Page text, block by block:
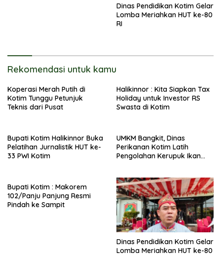
Dinas Pendidikan Kotim Gelar
Lomba Meriahkan HUT ke-80
RI
Rekomendasi untuk kamu
Koperasi Merah Putih di
Kotim Tunggu Petunjuk
Teknis dari Pusat
Halikinnor : Kita Siapkan Tax
Holiday untuk Investor RS
Swasta di Kotim
Bupati Kotim Halikinnor Buka
Pelatihan Jurnalistik HUT ke-
33 PWI Kotim
UMKM Bangkit, Dinas
Perikanan Kotim Latih
Pengolahan Kerupuk Ikan
Bupati Kotim : Makorem
102/Panju Panjung Resmi
Pindah ke Sampit
Dinas Pendidikan Kotim Gelar
Lomba Meriahkan HUT ke-80